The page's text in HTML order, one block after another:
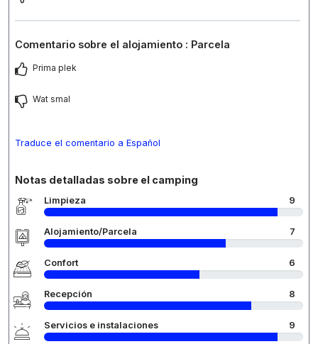
Comentario sobre el alojamiento : Parcela
Prima plek
Wat smal
Traduce el comentario a Español
Notas detalladas sobre el camping
Limpieza 9
Alojamiento/Parcela 7
Confort 6
Recepción 8
Servicios e instalaciones 9